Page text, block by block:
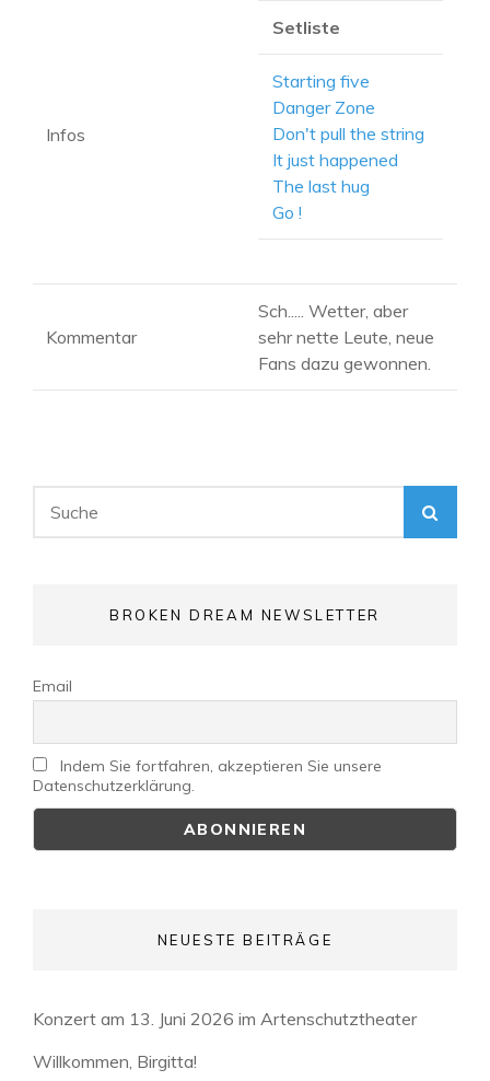
Infos
Setliste
Starting five
Danger Zone
Don't pull the string
It just happened
The last hug
Go !
Kommentar
Sch..... Wetter, aber
sehr nette Leute, neue
Fans dazu gewonnen.
for:
BROKEN DREAM NEWSLETTER
Email
Indem Sie fortfahren, akzeptieren Sie unsere
Datenschutzerklärung.
NEUESTE BEITRÄGE
Konzert am 13. Juni 2026 im Artenschutztheater
Willkommen, Birgitta!